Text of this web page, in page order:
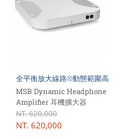
全平衡放大線路⦼動態範圍高
達141dBA
MSB Dynamic Headphone
Amplifier 耳機擴大器
NT.620,000
NT. 620,000